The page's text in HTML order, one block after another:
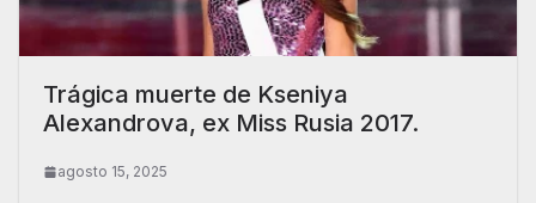
Trágica muerte de Kseniya
Alexandrova, ex Miss Rusia 2017.
agosto 15, 2025